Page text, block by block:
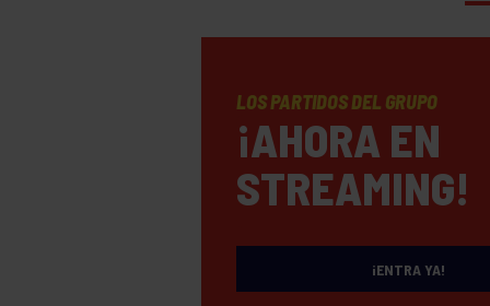
LOS PARTIDOS DEL GRUPO
¡AHORA EN
STREAMING!
¡ENTRA YA!